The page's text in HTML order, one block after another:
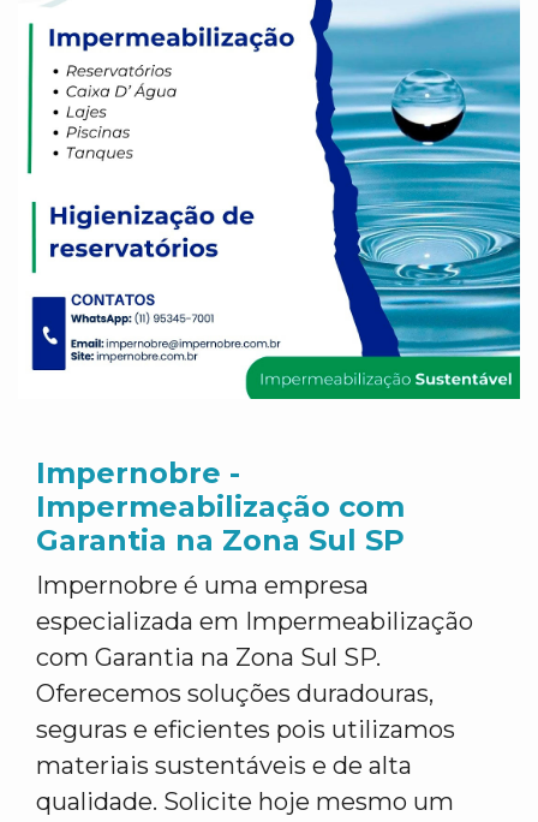
Impernobre -
Impermeabilização com
Garantia na Zona Sul SP
Impernobre é uma empresa
especializada em Impermeabilização
com Garantia na Zona Sul SP.
Oferecemos soluções duradouras,
seguras e eficientes pois utilizamos
materiais sustentáveis e de alta
qualidade. Solicite hoje mesmo um